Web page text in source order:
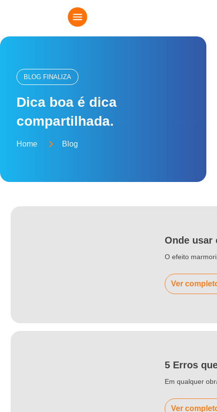
BLOG FINALIZA
Dica boa é dica
compartilhada.
Home Blog
Onde usar
O efeito
Ver
5 Erros
Em qualquer
Ver